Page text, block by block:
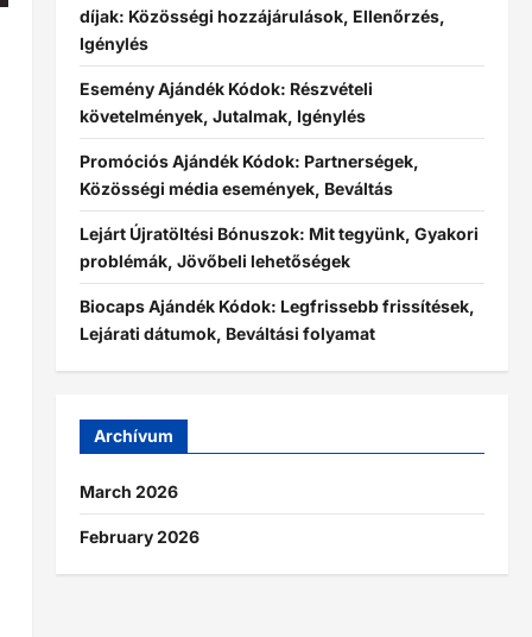
díjak: Közösségi hozzájárulások, Ellenőrzés,
Igénylés
Esemény Ajándék Kódok: Részvételi
követelmények, Jutalmak, Igénylés
Promóciós Ajándék Kódok: Partnerségek,
Közösségi média események, Beváltás
Lejárt Újratöltési Bónuszok: Mit tegyünk, Gyakori
problémák, Jövőbeli lehetőségek
Biocaps Ajándék Kódok: Legfrissebb frissítések,
Lejárati dátumok, Beváltási folyamat
Archívum
March 2026
February 2026